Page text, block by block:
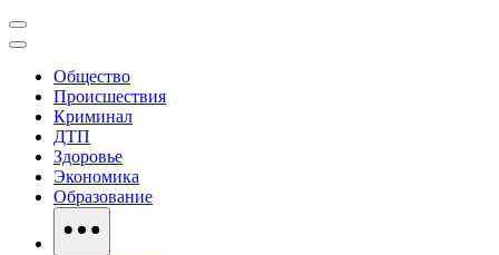
Общество
Происшествия
Криминал
ДТП
Здоровье
Экономика
Образование